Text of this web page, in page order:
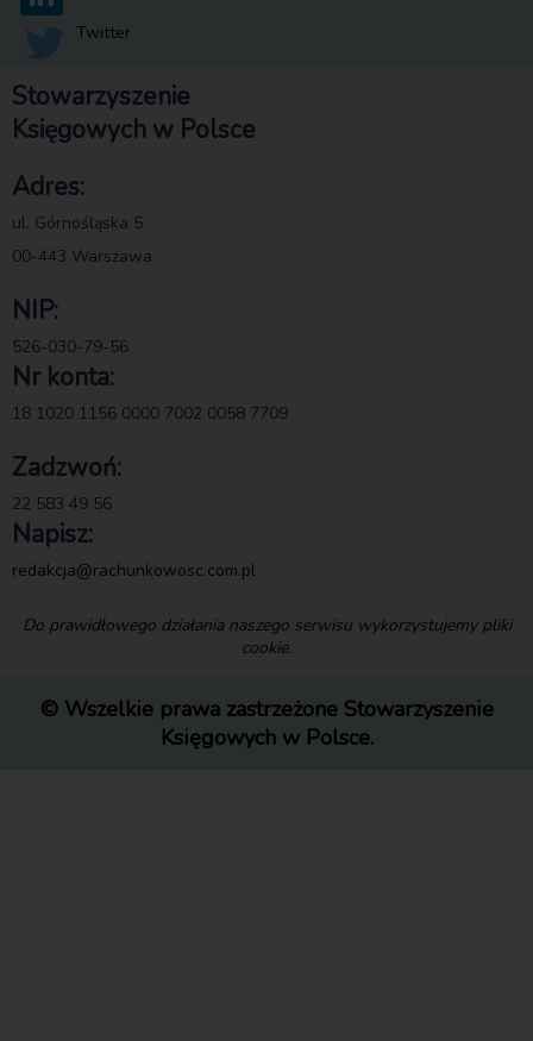
Twitter
Stowarzyszenie
Księgowych w Polsce
Adres:
ul. Górnośląska 5
00-443 Warszawa
NIP:
526-030-79-56
Nr konta:
18 1020 1156 0000 7002 0058 7709
Zadzwoń:
22 583 49 56
Napisz:
redakcja@rachunkowosc.com.pl
Do prawidłowego działania naszego serwisu wykorzystujemy pliki
cookie.
© Wszelkie prawa zastrzeżone Stowarzyszenie
Księgowych w Polsce.